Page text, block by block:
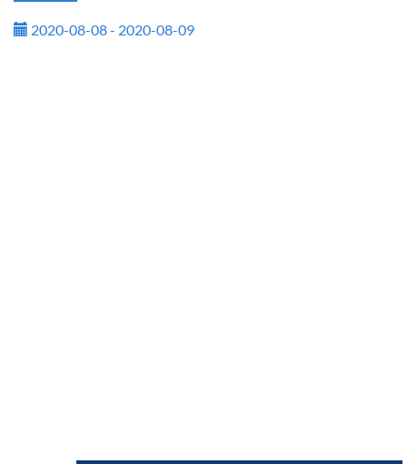
2020-08-08 - 2020-08-09